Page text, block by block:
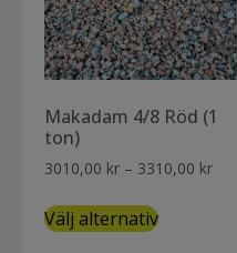
Makadam 4/8 Röd (1
ton)
3010,00 kr – 3310,00 kr
Välj alternativ